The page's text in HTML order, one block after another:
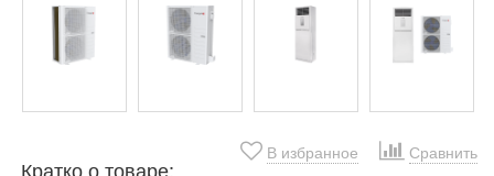
В избранное Сравнить
Кратко о товаре: